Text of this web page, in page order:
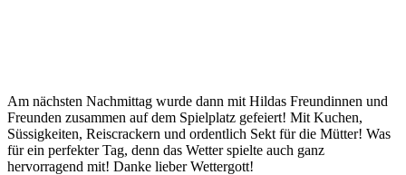
Am nächsten Nachmittag wurde dann mit Hildas Freundinnen und
Freunden zusammen auf dem Spielplatz gefeiert! Mit Kuchen,
Süssigkeiten, Reiscrackern und ordentlich Sekt für die Mütter! Was
für ein perfekter Tag, denn das Wetter spielte auch ganz
hervorragend mit! Danke lieber Wettergott!